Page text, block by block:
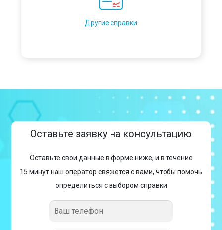
Другие справки
Оставьте заявку на консультацию
Оставьте свои данные в форме ниже, и в течение
15 минут наш оператор свяжется с вами, чтобы помочь
определиться с выбором справки